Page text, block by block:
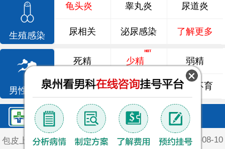
生殖感染
龟头炎 睾丸炎 尿道炎
尿相关 泌尿感染 了解更多
男性不育
死精 少精 弱精
精液异常 精子畸形 男性不育
鲤泉·最新文章
包皮上有青有红点 2026-08-10